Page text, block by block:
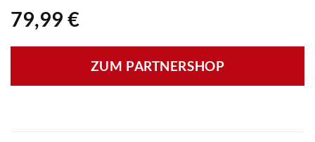
79,99 €
ZUM PARTNERSHOP